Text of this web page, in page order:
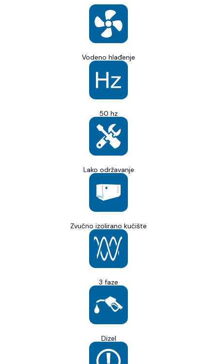
Vodeno hlađenje
50 hz
Lako održavanje
Zvučno izolirano kućište
3 faze
Dizel